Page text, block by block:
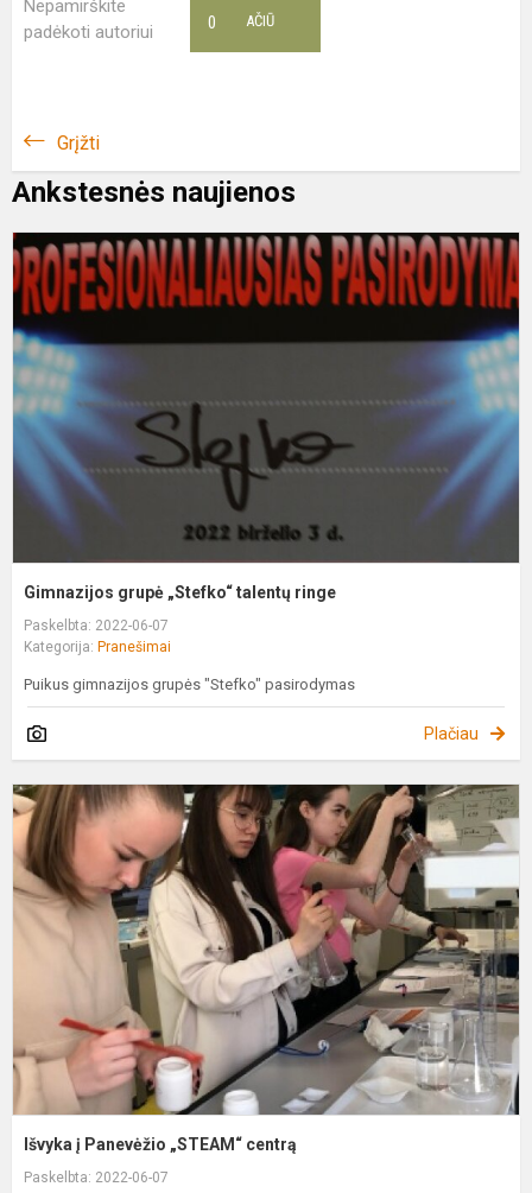
Nepamirškite
padėkoti autoriui
AČIŪ
0
Grįžti
Ankstesnės naujienos
Gimnazijos grupė „Stefko“ talentų ringe
Paskelbta: 2022-06-07
Kategorija: Pranešimai
Puikus gimnazijos grupės "Stefko" pasirodymas
Plačiau
Išvyka į Panevėžio „STEAM“ centrą
Paskelbta: 2022-06-07